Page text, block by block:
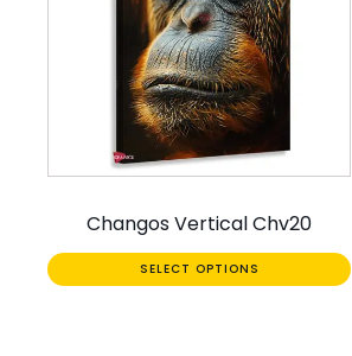
Changos Vertical Chv20
SELECT OPTIONS